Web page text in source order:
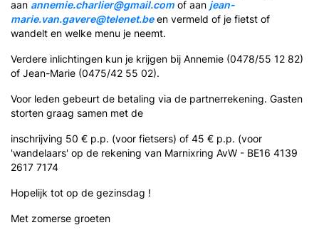
aan annemie.charlier@gmail.com of aan jean-
marie.van.gavere@telenet.been vermeld of je fietst of
wandelt en welke menu je neemt.
Verdere inlichtingen kun je krijgen bij Annemie (0478/55 12 82)
of Jean-Marie (0475/42 55 02).
Voor leden gebeurt de betaling via de partnerrekening. Gasten
storten graag samen met de
inschrijving 50 € p.p. (voor fietsers) of 45 € p.p. (voor
'wandelaars' op de rekening van Marnixring AvW - BE16 4139
2617 7174
Hopelijk tot op de gezinsdag !
Met zomerse groeten